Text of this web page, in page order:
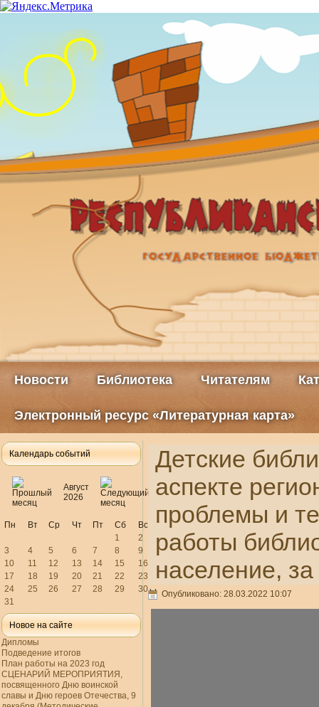
Новости Библиотека Читателям
Электронный ресурс «Литературная карта»
Календарь событий
Август
2026
Пн Вт Ср Чт Пт Сб
Вс
1
2
3
4 5 6 7 8
9
10
11 12 13 14 15
16
17
18 19 20 21 22
23
24
25 26 27 28 29
30
31
Новое на сайте
Дипломы
Подведение итогов
План работы на 2023 год
СЦЕНАРИЙ МЕРОПРИЯТИЯ,
посвященного Дню воинской
славы и Дню героев Отечества, 9
Детские
аспекте
проблемы и
работы
население,
Опубликовано: 28.03.2022 10:07